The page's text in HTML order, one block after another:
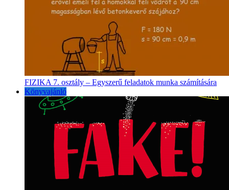
FIZIKA 7. osztály – Egyszerű feladatok munka számítására
Könyvajánló